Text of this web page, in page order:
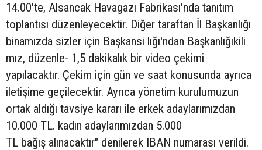
14.00'te, Alsancak Havagazı Fabrikası'nda tanıtım
toplantısı düzenleyecektir. Diğer taraftan İl Başkanlığı
binamızda sizler için Başkansi lığı'ndan Başkanlığıkili
mız, düzenle- 1,5 dakikalık bir video çekimi
yapılacaktır. Çekim için gün ve saat konusunda ayrıca
iletişime geçilecektir. Ayrıca yönetim kurulumuzun
ortak aldığı tavsiye kararı ile erkek adaylarımızdan
10.000 TL. kadın adaylarımızdan 5.000
TL bağış alınacaktır" denilerek IBAN numarası verildi.